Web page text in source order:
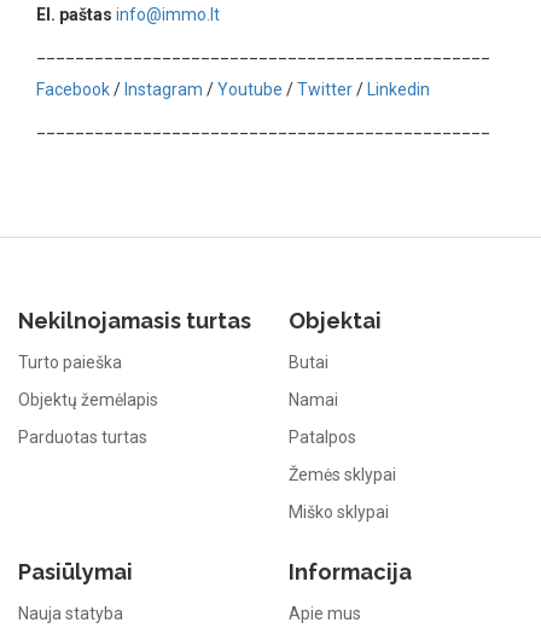
El. paštas info@immo.lt
Facebook/ Instagram /Youtube /Twitter/
Linkedin
Nekilnojamasis turtas
Turto paieška
Objektų žemėlapis
Parduotas turtas
Objektai
Butai
Namai
Patalpos
Žemės sklypai
Miško sklypai
Pasiūlymai
Nauja statyba
Informacija
Apie mus